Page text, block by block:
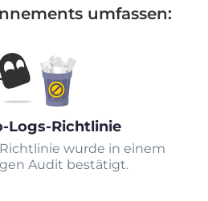
umfassen:
Logs-Richtlinie
wurde in einem
Audit bestätigt.